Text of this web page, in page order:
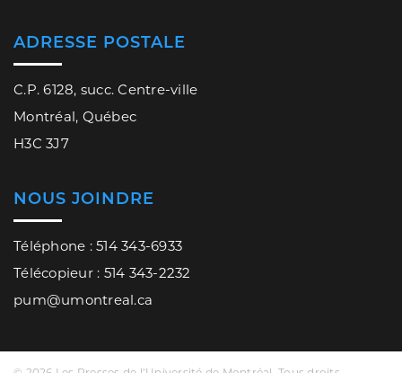
ADRESSE POSTALE
C.P. 6128, succ. Centre-ville
Montréal, Québec
H3C 3J7
NOUS JOINDRE
Téléphone : 514 343-6933
Télécopieur : 514 343-2232
pum@umontreal.ca